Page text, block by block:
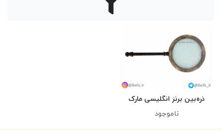
ذره‌بین برنز انگلیسی مارک
Henry Hughes
ناموجود